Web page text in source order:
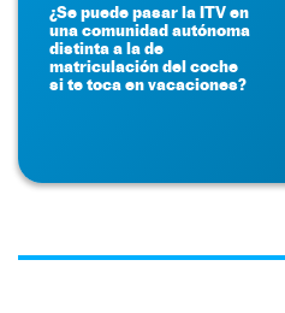
¿Se puede pasar la ITV en
una comunidad autónoma
distinta a la de
matriculación del coche
si te toca en vacaciones?